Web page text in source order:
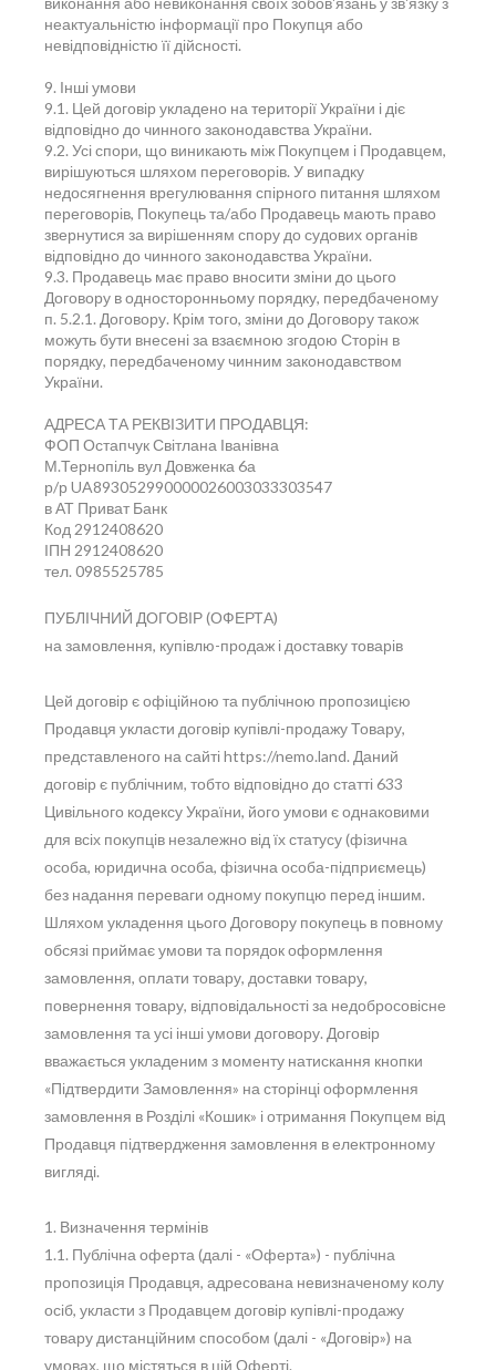
неактуальністю інформації про Покупця або
невідповідністю її дійсності.
9. Інші умови
9.1. Цей договір укладено на території України і діє
відповідно до чинного законодавства України.
9.2. Усі спори, що виникають між Покупцем і Продавцем,
вирішуються шляхом переговорів. У випадку
недосягнення врегулювання спірного питання шляхом
переговорів, Покупець та/або Продавець мають право
звернутися за вирішенням спору до судових органів
відповідно до чинного законодавства України.
9.3. Продавець має право вносити зміни до цього
Договору в односторонньому порядку, передбаченому
п. 5.2.1. Договору. Крім того, зміни до Договору також
можуть бути внесені за взаємною згодою Сторін в
порядку, передбаченому чинним законодавством
України.
АДРЕСА ТА РЕКВІЗИТИ ПРОДАВЦЯ:
ФОП Остапчук Світлана Іванівна
М.Тернопіль вул Довженка 6а
р/р UA893052990000026003033303547
в АТ Приват Банк
Код 2912408620
ІПН 2912408620
тел. 0985525785
ПУБЛІЧНИЙ ДОГОВІР (ОФЕРТА)
на замовлення, купівлю-продаж і доставку товарів
Цей договір є офіційною та публічною пропозицією
Продавця укласти договір купівлі-продажу Товару,
представленого на сайті https://nemo.land. Даний
договір є публічним, тобто відповідно до статті 633
Цивільного кодексу України, його умови є однаковими
для всіх покупців незалежно від їх статусу (фізична
особа, юридична особа, фізична особа-підприємець)
без надання переваги одному покупцю перед іншим.
Шляхом укладення цього Договору покупець в повному
обсязі приймає умови та порядок оформлення
замовлення, оплати товару, доставки товару,
повернення товару, відповідальності за недобросовісне
замовлення та усі інші умови договору. Договір
вважається укладеним з моменту натискання кнопки
«Підтвердити Замовлення» на сторінці оформлення
замовлення в Розділі «Кошик» і отримання Покупцем від
Продавця підтвердження замовлення в електронному
вигляді.
1. Визначення термінів
1.1. Публічна оферта (далі - «Оферта») - публічна
пропозиція Продавця, адресована невизначеному колу
осіб, укласти з Продавцем договір купівлі-продажу
товару дистанційним способом (далі - «Договір») на
умовах, що містяться в цій Оферті.